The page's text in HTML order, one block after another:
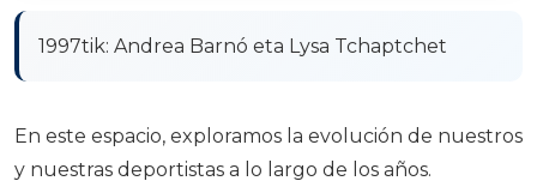
1997tik: Andrea Barnó eta Lysa Tchaptchet
En este espacio, exploramos la evolución de nuestros
y nuestras deportistas a lo largo de los años.